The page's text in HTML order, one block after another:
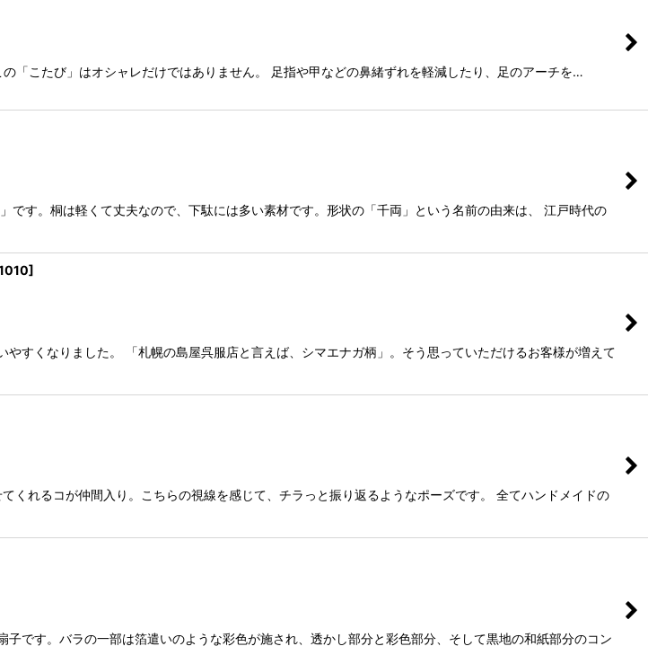
「こたび」はオシャレだけではありません。 足指や甲などの鼻緒ずれを軽減したり、足のアーチを…
す。桐は軽くて丈夫なので、下駄には多い素材です。形状の「千両」という名前の由来は、 江戸時代の
]
すくなりました。 「札幌の島屋呉服店と言えば、シマエナガ柄」。そう思っていただけるお客様が増えて
くれるコが仲間入り。こちらの視線を感じて、チラっと振り返るようなポーズです。 全てハンドメイドの
です。バラの一部は箔遣いのような彩色が施され、透かし部分と彩色部分、そして黒地の和紙部分のコン